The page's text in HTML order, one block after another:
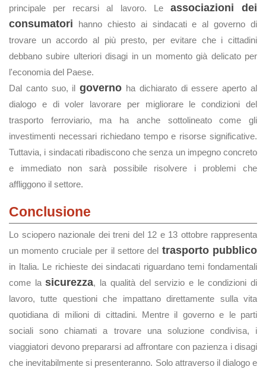
principale per recarsi al lavoro. Le associazioni dei
consumatori hanno chiesto ai sindacati e al governo di
trovare un accordo al più presto, per evitare che i cittadini
debbano subire ulteriori disagi in un momento già delicato per
l'economia del Paese.
Dal canto suo, ilgoverno ha dichiarato di essere aperto al
dialogo e di voler lavorare per migliorare le condizioni del
trasporto ferroviario, ma ha anche sottolineato come gli
investimenti necessari richiedano tempo e risorse significative.
Tuttavia, i sindacati ribadiscono che senza un impegno concreto
e immediato non sarà possibile risolvere i problemi che
affliggono il settore.
Conclusione
Lo sciopero nazionale dei treni del 12 e 13 ottobre rappresenta
un momento cruciale per il settore del trasporto pubblico
in Italia. Le richieste dei sindacati riguardano temi fondamentali
come lasicurezza, la qualità del servizio e le condizioni di
lavoro, tutte questioni che impattano direttamente sulla vita
quotidiana di milioni di cittadini. Mentre il governo e le parti
sociali sono chiamati a trovare una soluzione condivisa, i
viaggiatori devono prepararsi ad affrontare con pazienza i disagi
che inevitabilmente si presenteranno. Solo attraverso il dialogo e